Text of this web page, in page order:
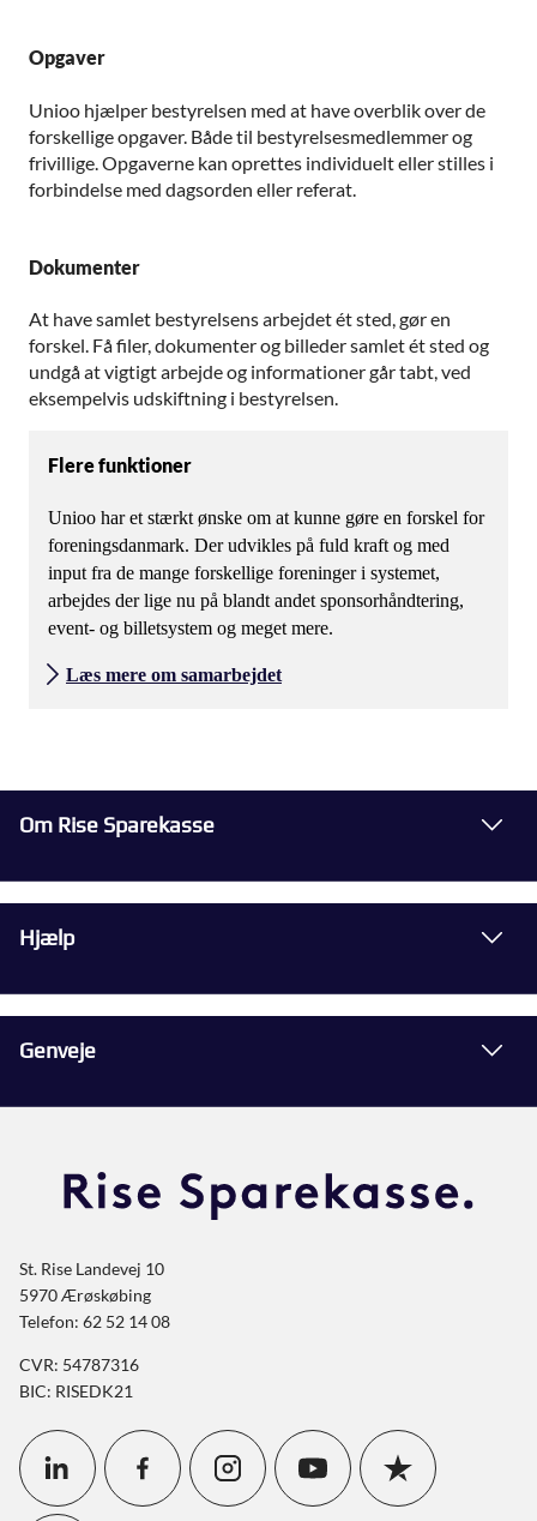
Opgaver
Unioo hjælper bestyrelsen med at have overblik over de
forskellige opgaver. Både til bestyrelsesmedlemmer og
frivillige. Opgaverne kan oprettes individuelt eller stilles i
forbindelse med dagsorden eller referat.
Dokumenter
At have samlet bestyrelsens arbejdet ét sted, gør en
forskel. Få filer, dokumenter og billeder samlet ét sted og
undgå at vigtigt arbejde og informationer går tabt, ved
eksempelvis udskiftning i bestyrelsen.
Flere funktioner
Unioo har et stærkt ønske om at kunne gøre en forskel for
foreningsdanmark. Der udvikles på fuld kraft og med
input fra de mange forskellige foreninger i systemet,
arbejdes der lige nu på blandt andet sponsorhåndtering,
event- og billetsystem og meget mere.
Læs mere om samarbejdet
Om Rise Sparekasse
Hjælp
Genveje
St. Rise Landevej 10
5970 Ærøskøbing
Telefon: 62 52 14 08
CVR: 54787316
BIC: RISEDK21